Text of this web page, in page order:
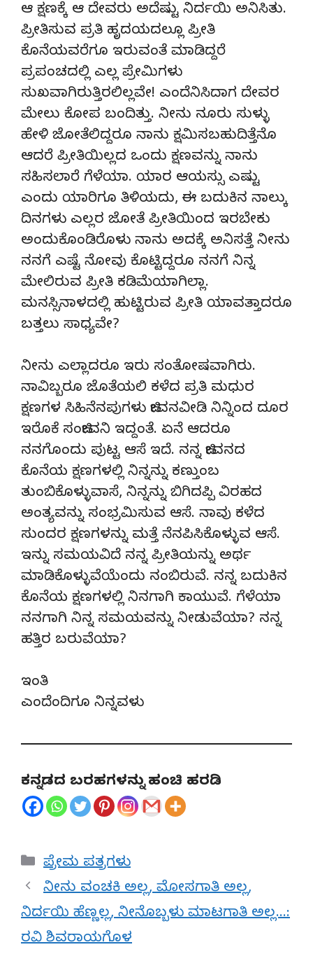
ಆ ಕ್ಷಣಕ್ಕೆ ಆ ದೇವರು ಅದೆಷ್ಟು ನಿರ್ದಯಿ ಅನಿಸಿತು.
ಪ್ರೀತಿಸುವ ಪ್ರತಿ ಹೃದಯದಲ್ಲೂ ಪ್ರೀತಿ
ಕೊನೆಯವರೆಗೂ ಇರುವಂತೆ ಮಾಡಿದ್ದರೆ
ಪ್ರಪಂಚದಲ್ಲಿ ಎಲ್ಲ ಪ್ರೇಮಿಗಳು
ಸುಖವಾಗಿರುತ್ತಿರಲಿಲ್ಲವೇ! ಎಂದೆನಿಸಿದಾಗ ದೇವರ
ಮೇಲು ಕೋಪ ಬಂದಿತ್ತು. ನೀನು ನೂರು ಸುಳ್ಳು
ಹೇಳಿ ಜೋತೆಲಿದ್ದರೂ ನಾನು ಕ್ಷಮಿಸಬಹುದಿತ್ತೆನೊ
ಆದರೆ ಪ್ರೀತಿಯಿಲ್ಲದ ಒಂದು ಕ್ಷಣವನ್ನು ನಾನು
ಸಹಿಸಲಾರೆ ಗೆಳೆಯಾ. ಯಾರ ಆಯಸ್ಸು ಎಷ್ಟು
ಎಂದು ಯಾರಿಗೂ ತಿಳಿಯದು, ಈ ಬದುಕಿನ ನಾಲ್ಕು
ದಿನಗಳು ಎಲ್ಲರ ಜೋತೆ ಪ್ರೀತಿಯಿಂದ ಇರಬೇಕು
ಅಂದುಕೊಂಡಿರೊಳು ನಾನು ಅದಕ್ಕೆ ಅನಿಸತ್ತೆ ನೀನು
ನನಗೆ ಎಷ್ಟೆ ನೋವು ಕೊಟ್ಟಿದ್ದರೂ ನನಗೆ ನಿನ್ನ
ಮೇಲಿರುವ ಪ್ರೀತಿ ಕಡಿಮೆಯಾಗಿಲ್ಲಾ.
ಮನಸ್ಸಿನಾಳದಲ್ಲಿ ಹುಟ್ಟಿರುವ ಪ್ರೀತಿ ಯಾವತ್ತಾದರೂ
ಬತ್ತಲು ಸಾಧ್ಯವೇ?
ನೀನು ಎಲ್ಲಾದರೂ ಇರು ಸಂತೋಷವಾಗಿರು.
ನಾವಿಬ್ಬರೂ ಜೊತೆಯಲಿ ಕಳೆದ ಪ್ರತಿ ಮಧುರ
ಕ್ಷಣಗಳ ಸಿಹಿನೆನಪುಗಳು ಜೀವನವೀಡಿ ನಿನ್ನಿಂದ ದೂರ
ಇರೊಕೆ ಸಂಜೀವನಿ ಇದ್ದಂತೆ. ಏನೆ ಆದರೂ
ನನಗೊಂದು ಪುಟ್ಟ ಆಸೆ ಇದೆ. ನನ್ನ ಜೀವನದ
ಕೊನೆಯ ಕ್ಷಣಗಳಲ್ಲಿ ನಿನ್ನನ್ನು ಕಣ್ತುಂಬ
ತುಂಬಿಕೊಳ್ಳುವಾಸೆ, ನಿನ್ನನ್ನು ಬಿಗಿದಪ್ಪಿ ವಿರಹದ
ಅಂತ್ಯವನ್ನು ಸಂಭ್ರಮಿಸುವ ಆಸೆ. ನಾವು ಕಳೆದ
ಸುಂದರ ಕ್ಷಣಗಳನ್ನು ಮತ್ತೆ ನೆನಪಿಸಿಕೊಳ್ಳುವ ಆಸೆ.
ಇನ್ನು ಸಮಯವಿದೆ ನನ್ನ ಪ್ರೀತಿಯನ್ನು ಅರ್ಥ
ಮಾಡಿಕೊಳ್ಳುವೆಯೆಂದು ನಂಬಿರುವೆ. ನನ್ನ ಬದುಕಿನ
ಕೊನೆಯ ಕ್ಷಣಗಳಲ್ಲಿ ನಿನಗಾಗಿ ಕಾಯುವೆ. ಗೆಳೆಯಾ
ನನಗಾಗಿ ನಿನ್ನ ಸಮಯವನ್ನು ನೀಡುವೆಯಾ? ನನ್ನ
ಹತ್ತಿರ ಬರುವೆಯಾ?
ಇಂತಿ
ಎಂದೆಂದಿಗೂ ನಿನ್ನವಳು
ಕನ್ನಡದ ಬರಹಗಳನ್ನು ಹಂಚಿ ಹರಡಿ
Categories
ಪ್ರೇಮ ಪತ್ರಗಳು
ನೀನು ವಂಚಕಿ ಅಲ್ಲ, ಮೋಸಗಾತಿ ಅಲ್ಲ,
ನಿರ್ದಯಿ ಹೆಣ್ಣಲ್ಲ, ನೀನೊಬ್ಬಳು ಮಾಟಗಾತಿ ಅಲ್ಲ…:
ರವಿ ಶಿವರಾಯಗೊಳ